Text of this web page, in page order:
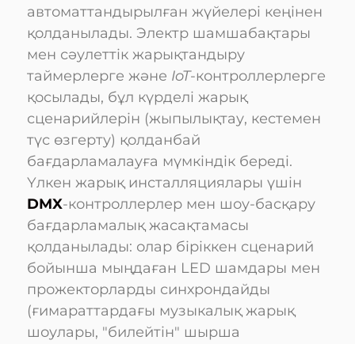
автоматтандырылған жүйелері кеңінен
қолданылады. Электр шамшабақтары
мен сәулеттік жарықтандыру
таймерлерге және IoT-контроллерлерге
қосылады, бұл күрделі жарық
сценарийлерін (жыпылықтау, кестемен
түс өзгерту) қолданбай
бағдарламалауға мүмкіндік береді.
Үлкен жарық инсталляциялары үшін
DMX-контроллерлер мен шоу-басқару
бағдарламалық жасақтамасы
қолданылады: олар біріккен сценарий
бойынша мыңдаған LED шамдары мен
прожекторларды синхрондайды
(ғимараттардағы музыкалық жарық
шоулары, "билейтін" шырша